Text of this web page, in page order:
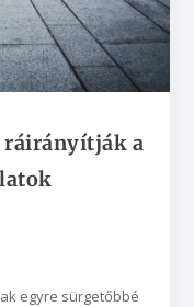
a
egyre sürgetőbbé